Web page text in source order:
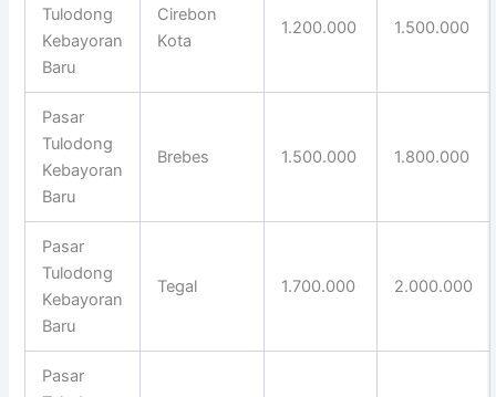
Tulodong
Kebayoran
Baru
Cirebon
Kota
1.200.000 1.500.000
Pasar
Tulodong
Kebayoran
Baru
Brebes 1.500.000 1.800.000
Pasar
Tulodong
Kebayoran
Baru
Tegal 1.700.000 2.000.000
Pasar